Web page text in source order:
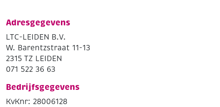
Adresgegevens
LTC-LEIDEN B.V.
W. Barentzstraat 11-13
2315 TZ LEIDEN
071 522 36 63
Bedrijfsgegevens
KvKnr: 28006128